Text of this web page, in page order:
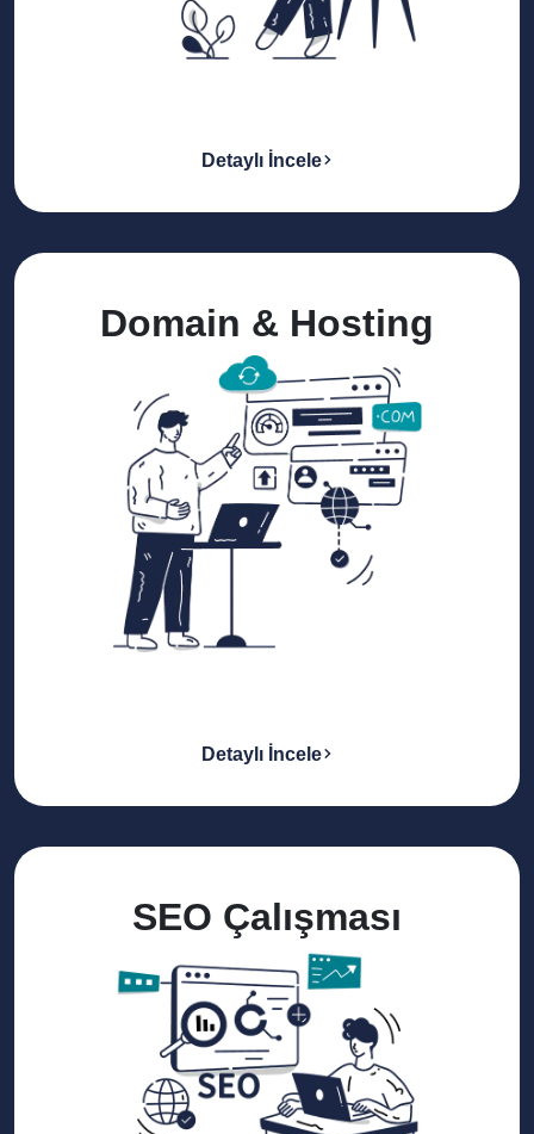
Detaylı İncele
Domain & Hosting
Detaylı İncele
SEO Çalışması